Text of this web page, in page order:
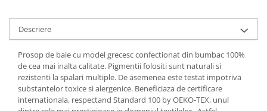
Vaze si boluri decorative
Vesela unica folosinta
Descriere
Prosop de baie cu model grecesc confectionat din bumbac 100%
de cea mai inalta calitate. Pigmentii folositi sunt naturali si
rezistenti la spalari multiple. De asemenea este testat impotriva
substantelor toxice si alergenice. Beneficiaza de certificare
internationala, respectand Standard 100 by OEKO-TEX, unul